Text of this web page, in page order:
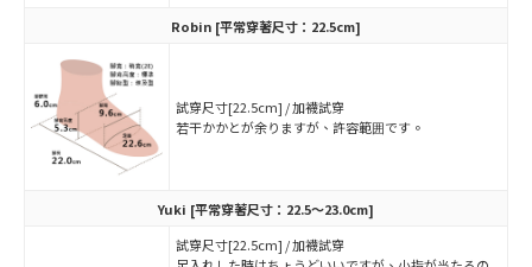
Robin [平常穿著尺寸：22.5cm]
試穿尺寸[22.5cm] / 加襪試穿
若干かかとが余りますが、許容範囲です。
Yuki [平常穿著尺寸：22.5～23.0cm]
試穿尺寸[22.5cm] / 加襪試穿